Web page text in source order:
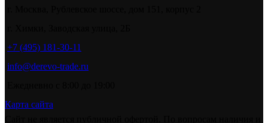
+7 (495) 181-30-11
info@derevo-trade.ru
Карта сайта